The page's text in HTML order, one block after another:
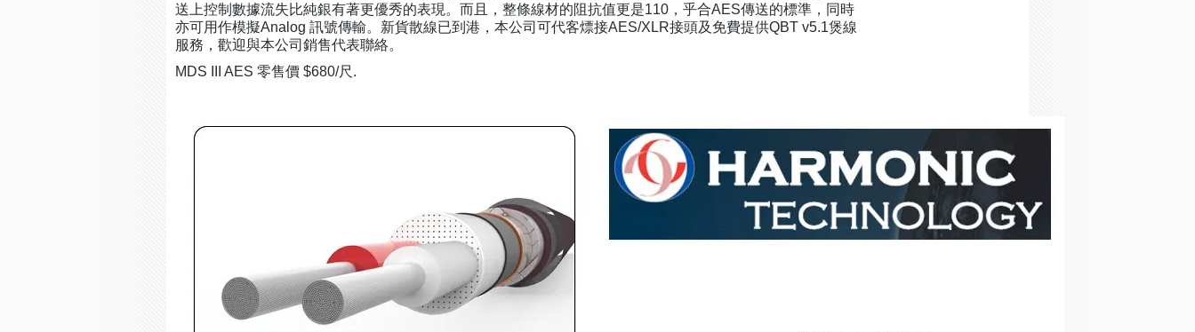
送上控制數據流失比純銀有著更優秀的表現。而且，整條線材的阻抗值更是110，乎合AES傳送的標準，同時
亦可用作模擬Analog 訊號傳輸。新貨散線已到港，本公司可代客熛接AES/XLR接頭及免費提供QBT v5.1煲線
服務，歡迎與本公司銷售代表聯絡。
MDS III AES 零售價 $680/尺.